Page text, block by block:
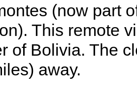
(now part
This remote
of Bolivia. The
away.